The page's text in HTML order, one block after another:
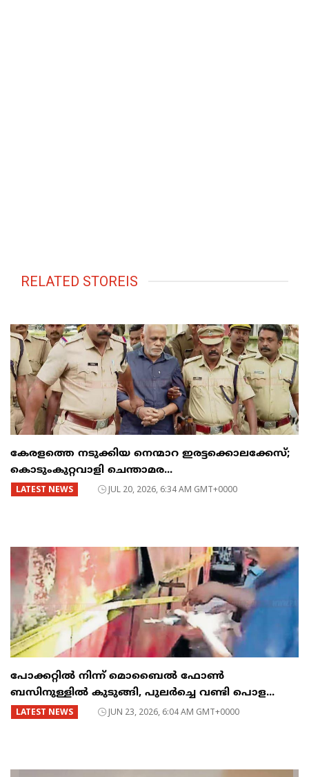
RELATED STOREIS
കേരളത്തെ നടുക്കിയ നെന്മാറ ഇരട്ടക്കൊലക്കേസ്;
കൊടുംകുറ്റവാളി ചെന്താമര...
LATEST NEWS JUL 20, 2026, 6:34 AM GMT+0000
പോക്കറ്റിൽ നിന്ന് മൊബൈൽ ഫോൺ
ബസിനുള്ളിൽ കുടുങ്ങി, പുലർച്ചെ വണ്ടി പൊള...
LATEST NEWS JUN 23, 2026, 6:04 AM GMT+0000